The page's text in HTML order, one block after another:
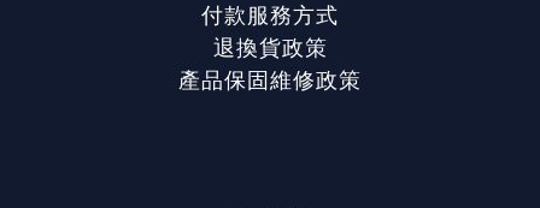
付款服務方式
退換貨政策
產品保固維修政策